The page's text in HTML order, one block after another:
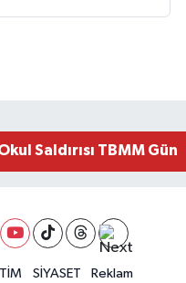
Çocuk Sulama
Saldırısı TBMM
Bisiklet
İçin Su Seferberliği
Yolda Sıcak
Ölüm! Uzman
SİYASET
Reklam